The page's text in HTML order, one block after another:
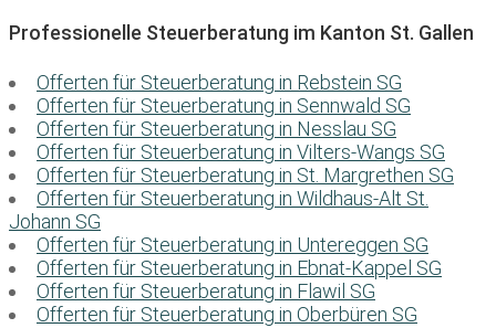
Professionelle Steuerberatung im Kanton St. Gallen
Offerten für Steuerberatung in Rebstein SG
Offerten für Steuerberatung in Sennwald SG
Offerten für Steuerberatung in Nesslau SG
Offerten für Steuerberatung in Vilters-Wangs SG
Offerten für Steuerberatung in St. Margrethen SG
Offerten für Steuerberatung in Wildhaus-Alt St.
Johann SG
Offerten für Steuerberatung in Untereggen SG
Offerten für Steuerberatung in Ebnat-Kappel SG
Offerten für Steuerberatung in Flawil SG
Offerten für Steuerberatung in Oberbüren SG